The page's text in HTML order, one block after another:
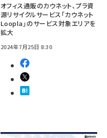
オフィス通販のカウネット、プラ資
源リサイクルサービス「カウネット
Loopla」のサービス対象エリアを
拡大
2024年7月25日 8:30